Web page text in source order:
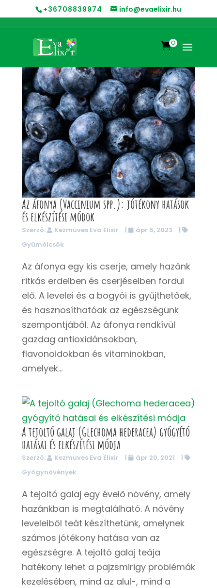
+36708839974 info@evaelixir.hu
0
Az áfonya (Vaccinium spp.): jótékony hatások
és elkészítési módok
Szerző: Kezmuves Eva Elixir | ápr 5, 2023
|
Gyümölcsök
Az áfonya egy kis cserje, amely hazánk
ritkás erdeiben és cserjéseiben fordul
elő. A levelei és a bogyói is gyűjthetőek,
és hasznosíthatóak az egészségünk
szempontjából. Az áfonya rendkívül
gazdag antioxidánsokban,
flavonoidokban és vitaminokban,
amelyek...
A tejoltó galaj (Glechoma hederacea) gyógyító
hatásai és elkészítési módja
Szerző: Kezmuves Eva Elixir | ápr 20, 2021
|
Gyógynövények
A tejoltó galaj egy évelő növény, amely
hazánkban is megtalálható. A növény
leveleiből teát készíthetünk, amelynek
számos jótékony hatása van az
egészségre. A tejoltó galaj teája
hatékony lehet a pajzsmirigy problémák
kezelésében, mind az alul-, mind a